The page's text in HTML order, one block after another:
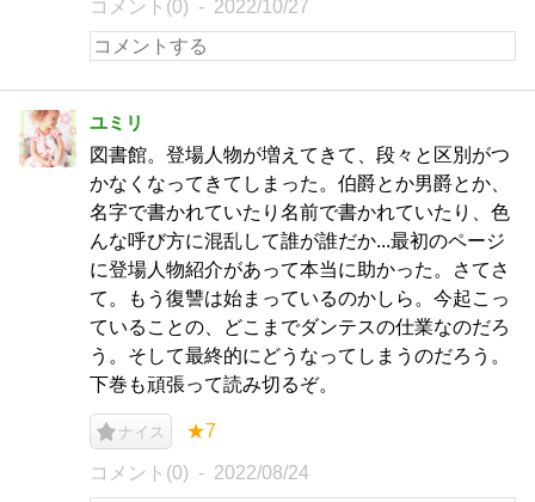
コメント(0) 2022/10/27
ユミリ
図書館。登場人物が増えてきて、段々と区別がつ
かなくなってきてしまった。伯爵とか男爵とか、
名字で書かれていたり名前で書かれていたり、色
んな呼び方に混乱して誰が誰だか...最初のページ
に登場人物紹介があって本当に助かった。さてさ
て。もう復讐は始まっているのかしら。今起こっ
ていることの、どこまでダンテスの仕業なのだろ
う。そして最終的にどうなってしまうのだろう。
下巻も頑張って読み切るぞ。
ナイス ★7
コメント(0) 2022/08/24